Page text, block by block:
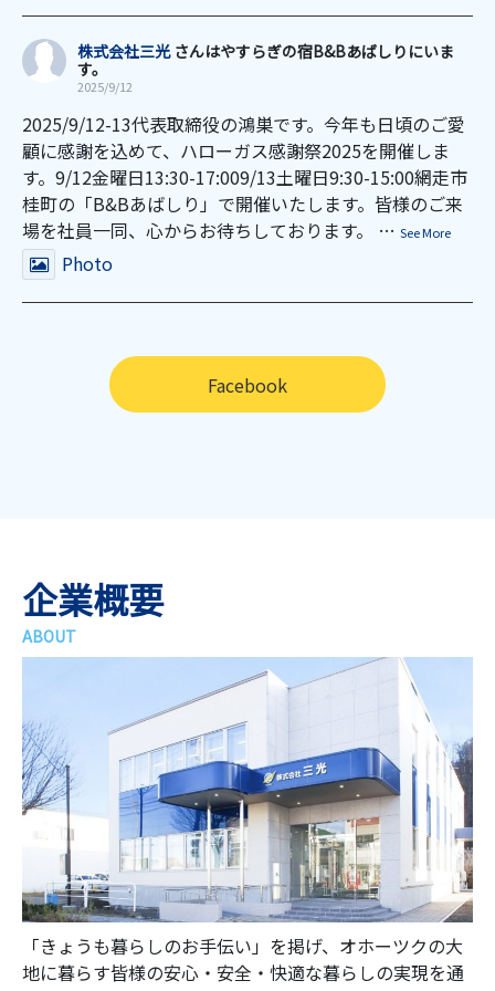
株式会社三光 さんはやすらぎの宿B&Bあばしりにいま
す。
2025/9/12
2025/9/12-13代表取締役の鴻巣です。 今年も日頃のご愛
顧に感謝を込めて、ハローガス感謝祭2025を開催しま
す。 9/12金曜日13:30-17:009/13土曜日9:30-15:00網走市
桂町の「B&Bあばしり」で開催いたします。皆様のご来
場を社員一同、心からお待ちしております。
… See More
Photo
Facebook
企業概要
「きょうも暮らしのお手伝い」を掲げ、オホーツクの大
地に暮らす皆様の安心・安全・快適な暮らしの実現を通